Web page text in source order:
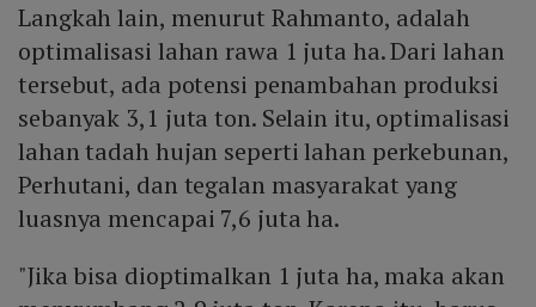
Langkah lain, menurut Rahmanto, adalah
optimalisasi lahan rawa 1 juta ha. Dari lahan
tersebut, ada potensi penambahan produksi
sebanyak 3,1 juta ton. Selain itu, optimalisasi
lahan tadah hujan seperti lahan perkebunan,
Perhutani, dan tegalan masyarakat yang
luasnya mencapai 7,6 juta ha.
"Jika bisa dioptimalkan 1 juta ha, maka akan